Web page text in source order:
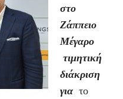
στο
Ζάππειο
Μέγαρο
τιμητική
διάκριση
για το